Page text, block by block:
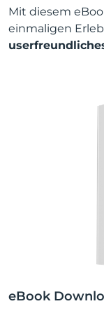
Mit diesem
einmaligen
eBook